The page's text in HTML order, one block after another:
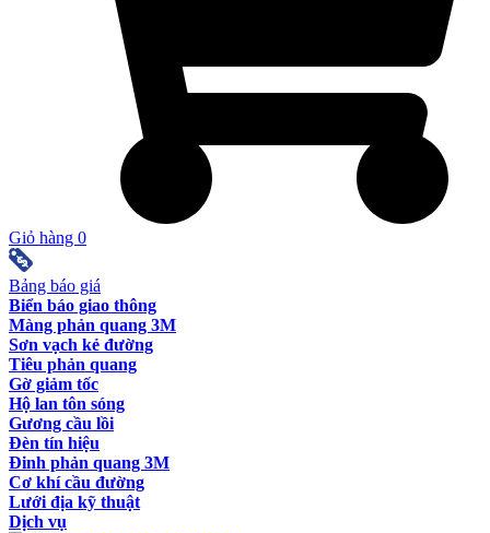
Giỏ hàng 0
Bảng báo giá
Biển báo giao thông
Màng phản quang 3M
Sơn vạch kẻ đường
Tiêu phản quang
Gờ giảm tốc
Hộ lan tôn sóng
Gương cầu lồi
Đèn tín hiệu
Đinh phản quang 3M
Cơ khí cầu đường
Lưới địa kỹ thuật
Dịch vụ